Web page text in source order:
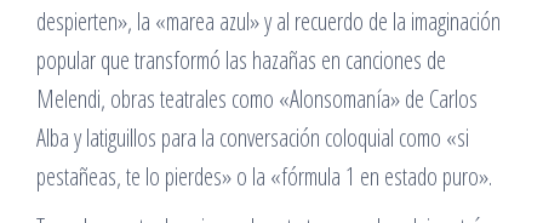
despierten», la «marea azul» y al recuerdo de la imaginación
popular que transformó las hazañas en canciones de
Melendi, obras teatrales como «Alonsomanía» de Carlos
Alba y latiguillos para la conversación coloquial como «si
pestañeas, te lo pierdes» o la «fórmula 1 en estado puro».